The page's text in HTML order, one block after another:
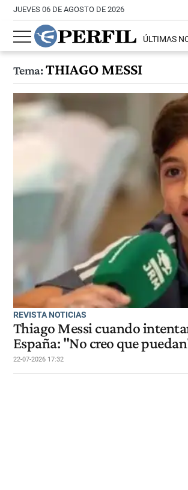
JUEVES 06 DE AGOSTO DE 2026
ÚLTIMAS
Tema:THIAGO MESSI
REVISTA NOTICIAS
Thiago Messi cuando
España: "No creo que
22-07-2026 17:32